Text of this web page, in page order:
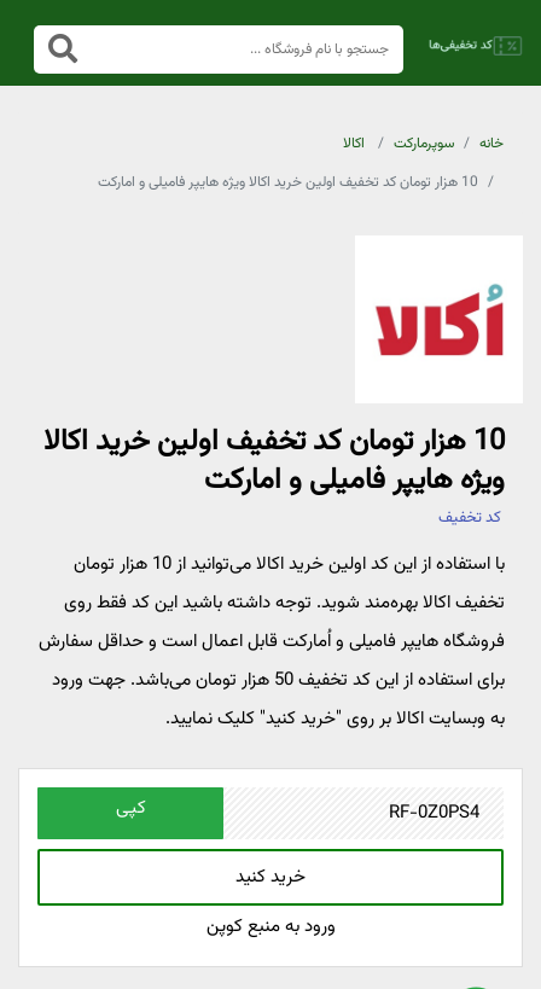
خانه سوپرمارکت
اکالا
10 هزار تومان کد تخفیف اولین خرید اکالا ویژه هایپر فامیلی و امارکت
10 هزار تومان کد تخفیف اولین خرید اکالا
ویژه هایپر فامیلی و امارکت
کد تخفیف
با استفاده از این کد اولین خرید اکالا می‌توانید از 10 هزار تومان
تخفیف اکالا بهره‌مند شوید. توجه داشته باشید این کد فقط روی
فروشگاه هایپر فامیلی و اُمارکت قابل اعمال است و حداقل سفارش
برای استفاده از این کد تخفیف 50 هزار تومان می‌باشد. جهت ورود
به وبسایت اکالا بر روی "خرید کنید" کلیک نمایید.
کپی
خرید کنید
ورود به منبع کوپن